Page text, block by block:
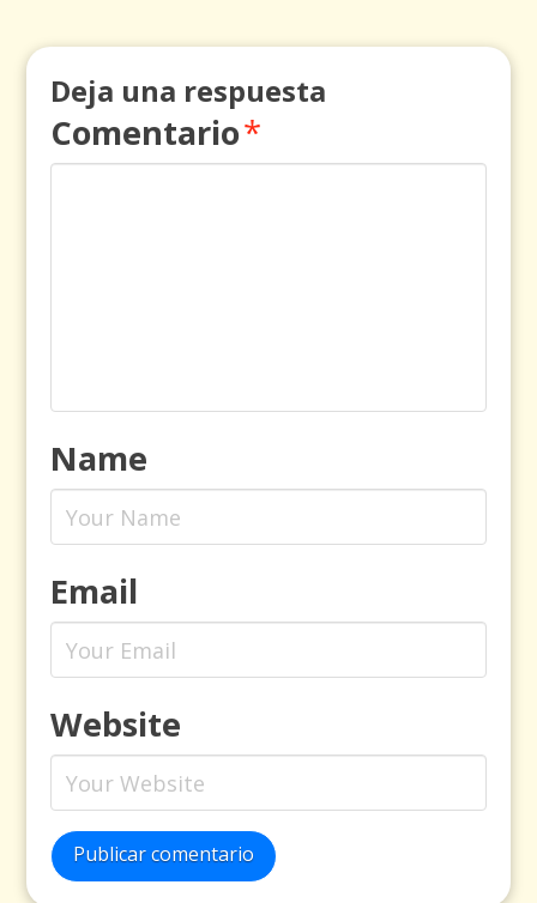
Deja una respuesta
Comentario*
Name
Email
Website
Publicar comentario